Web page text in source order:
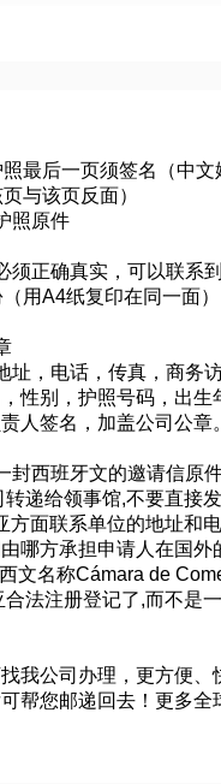
最后一页须签名（中文
与该页反面）
照原件
须正确真实，可以联系到
用A4纸复印在同一面）
址，电话，传真，商务
性别，护照号码，出
人签名，加盖公司公章。
封西班牙文的邀请信原
转递给领事馆,不要直接
方面联系单位的地址和
哪方承担申请人在国外
西文名称Cámara de
法注册登记了,而不是
我公司办理，更方便
帮您邮递回去！更多